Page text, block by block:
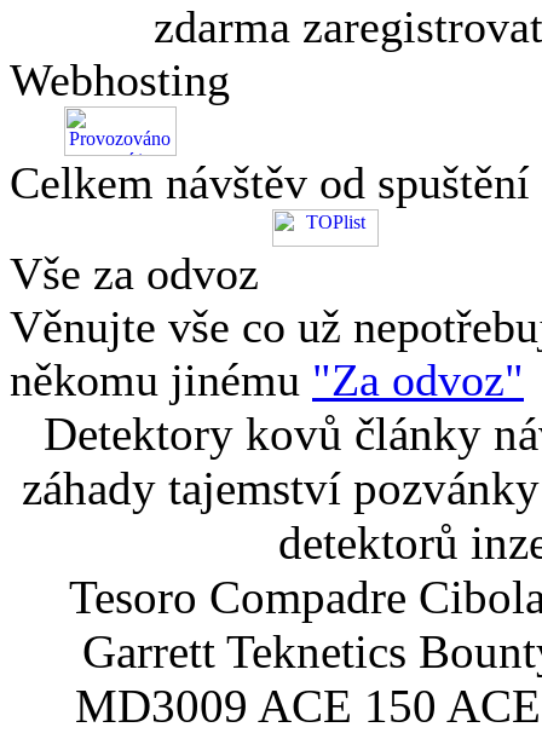
zdarma
Webhosting
Celkem návštěv od
Vše za odvoz
Věnujte vše co už
někomu jinému "Za odvoz"
Detektory kovů články
záhady tajemství
detektorů
Tesoro Compadre
Garrett Teknetics
MD3009 ACE 150